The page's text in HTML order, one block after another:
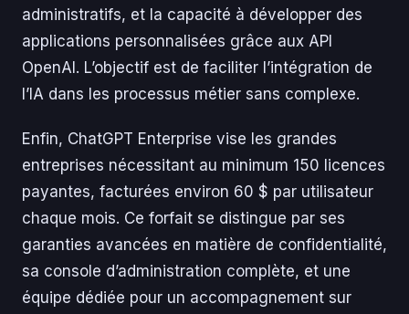
administratifs, et la capacité à développer des
applications personnalisées grâce aux API
OpenAI. L’objectif est de faciliter l’intégration de
l’IA dans les processus métier sans complexe.
Enfin, ChatGPT Enterprise vise les grandes
entreprises nécessitant au minimum 150 licences
payantes, facturées environ 60 $ par utilisateur
chaque mois. Ce forfait se distingue par ses
garanties avancées en matière de confidentialité,
sa console d’administration complète, et une
équipe dédiée pour un accompagnement sur